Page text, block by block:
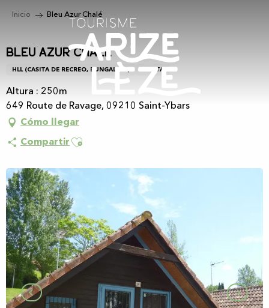
principal
Inicio Bleu Azur Chalé
Bleu Azur Chalé
HLL (CASITA DE RECREO, BUNGALOW) CASITA
Altura : 250m
649 Route de Ravage, 09210 Saint-Ybars
Cómo llegar
Compartir Ajouter aux favoris